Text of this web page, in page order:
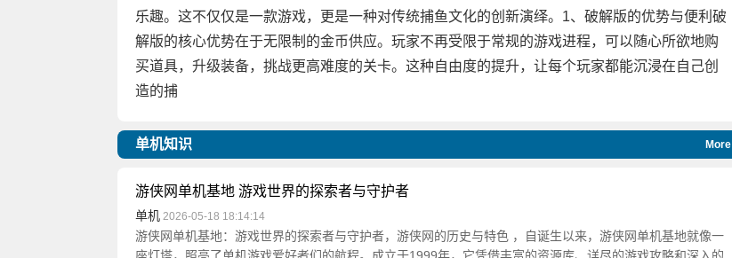
乐趣。这不仅仅是一款游戏，更是一种对传统捕鱼文化的创新演绎。1、破解版的优势与便利破
解版的核心优势在于无限制的金币供应。玩家不再受限于常规的游戏进程，可以随心所欲地购
买道具，升级装备，挑战更高难度的关卡。这种自由度的提升，让每个玩家都能沉浸在自己创
造的捕
单机知识 More
游侠网单机基地 游戏世界的探索者与守护者
单机 2026-05-18 18:14:14
游侠网单机基地：游戏世界的探索者与守护者，游侠网的历史与特色 ，自诞生以来，游侠网单机基地就像一